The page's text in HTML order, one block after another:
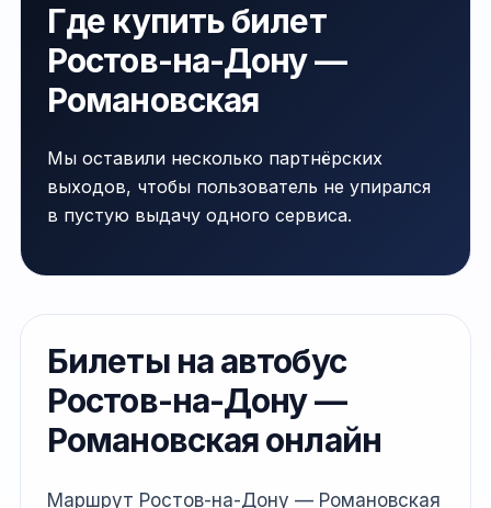
Где купить билет
Ростов-на-Дону —
Романовская
Мы оставили несколько партнёрских
выходов, чтобы пользователь не упирался
в пустую выдачу одного сервиса.
Билеты на автобус
Ростов-на-Дону —
Романовская онлайн
Маршрут Ростов-на-Дону — Романовская